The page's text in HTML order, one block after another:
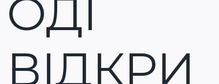
ОДІ
ВІДКРИ